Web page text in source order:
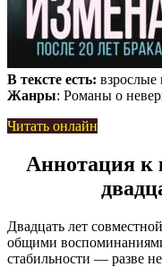
В тексте есть:
Жанры: Романы о
Читать онлайн
Аннотация к
Двадцать лет
общими
стабильности — разве